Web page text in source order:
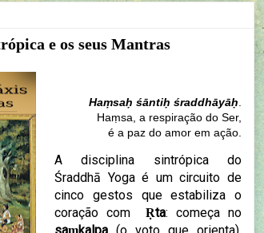
e os seus Mantras
Haṃsaḥ śāntiḥ śraddhāyāḥ
Haṃsa, a respiração do Ser,
é a paz do amor em ação.
A disciplina sintrópica do
Śraddhā Yoga é um circuito de
cinco gestos que estabiliza o
coração comṚta: começa no